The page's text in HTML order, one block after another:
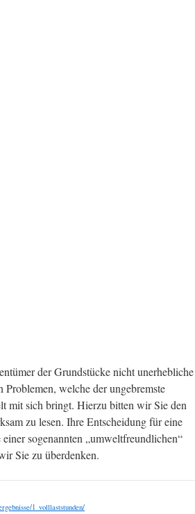
der Grundstücke nicht unerhebliche
welche der ungebremste
mit sich bringt. Hierzu bitten wir Sie den
zu lesen. Ihre Entscheidung für eine
sogenannten „umweltfreundlichen“
Sie zu überdenken.
1_volllaststunden/